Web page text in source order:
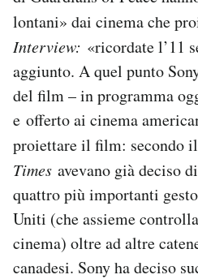
lontani» dai cinema che
Interview: «ricordate l’11
aggiunto. A quel punto
del film – in programma
e offerto ai cinema
proiettare il film: secondo
Times avevano già deciso
quattro più importanti
Uniti (che assieme
cinema) oltre ad altre
canadesi. Sony ha deciso